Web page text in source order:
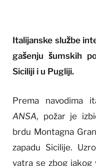
Italijanske službe
gašenju šumskih
Siciliji i u Pugliji.
Prema navodima
ANSA, požar je
brdu Montagna
zapadu Sicilije.
vatra se zbog jakog